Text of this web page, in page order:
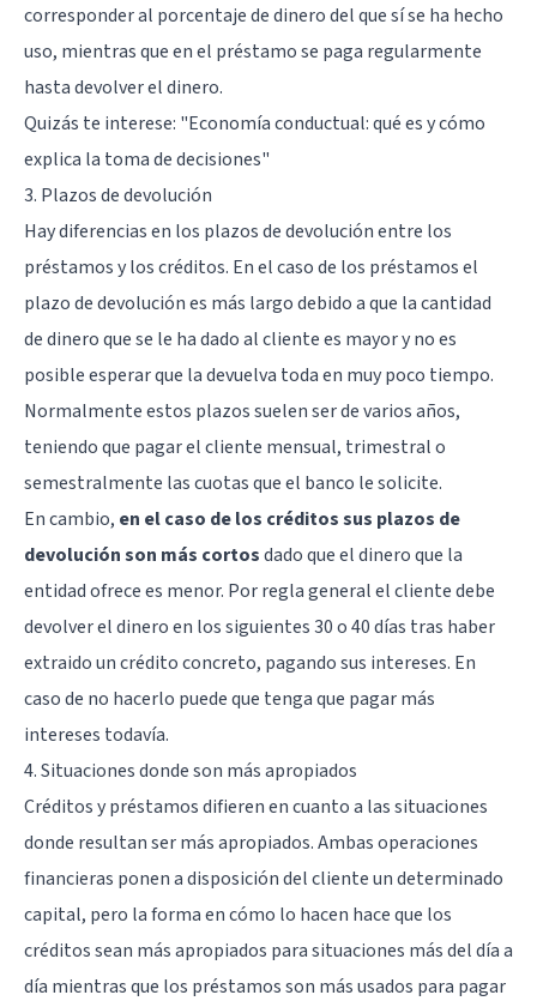
corresponder al porcentaje de dinero del que sí se ha hecho
uso, mientras que en el préstamo se paga regularmente
hasta devolver el dinero.
Quizás te interese: "Economía conductual: qué es y cómo
explica la toma de decisiones"
3. Plazos de devolución
Hay diferencias en los plazos de devolución entre los
préstamos y los créditos. En el caso de los préstamos el
plazo de devolución es más largo debido a que la cantidad
de dinero que se le ha dado al cliente es mayor y no es
posible esperar que la devuelva toda en muy poco tiempo.
Normalmente estos plazos suelen ser de varios años,
teniendo que pagar el cliente mensual, trimestral o
semestralmente las cuotas que el banco le solicite.
En cambio, en el caso de los créditos sus plazos de
devolución son más cortosdado que el dinero que la
entidad ofrece es menor. Por regla general el cliente debe
devolver el dinero en los siguientes 30 o 40 días tras haber
extraido un crédito concreto, pagando sus intereses. En
caso de no hacerlo puede que tenga que pagar más
intereses todavía.
4. Situaciones donde son más apropiados
Créditos y préstamos difieren en cuanto a las situaciones
donde resultan ser más apropiados. Ambas operaciones
financieras ponen a disposición del cliente un determinado
capital, pero la forma en cómo lo hacen hace que los
créditos sean más apropiados para situaciones más del día a
día mientras que los préstamos son más usados para pagar